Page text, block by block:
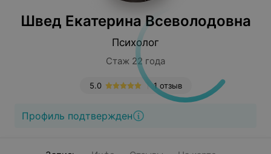
Швед Екатерина Всеволодовна
Психолог
Стаж 22 года
1 отзыв
5.0
Профиль подтвержден